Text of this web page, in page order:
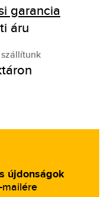
garancia
áru
újdonságok